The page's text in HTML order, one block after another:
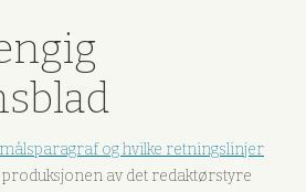
og hvilke retningslinjer
av det redaktørstyre